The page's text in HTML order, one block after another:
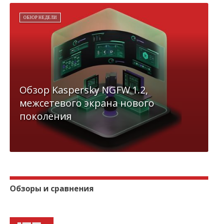
ОБЗОР НЕДЕЛИ
Обзор Kaspersky NGFW 1.2,
межсетевого экрана нового
поколения
Обзоры и сравнения